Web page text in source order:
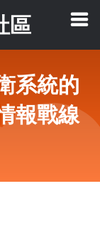
區
系統的
報戰線